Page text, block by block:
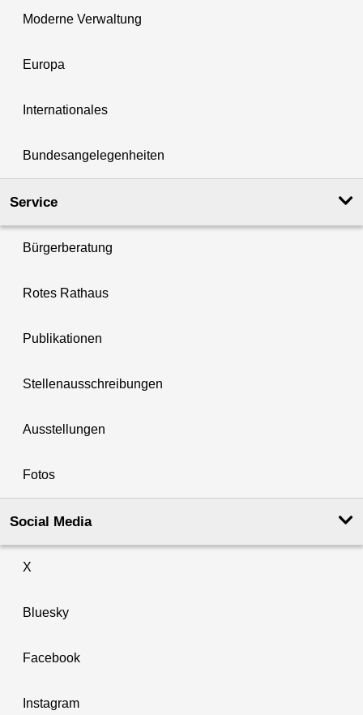
Moderne Verwaltung
Europa
Internationales
Bundesangelegenheiten
Service
Bürgerberatung
Rotes Rathaus
Publikationen
Stellenausschreibungen
Ausstellungen
Fotos
Social Media
X
Bluesky
Facebook
Instagram